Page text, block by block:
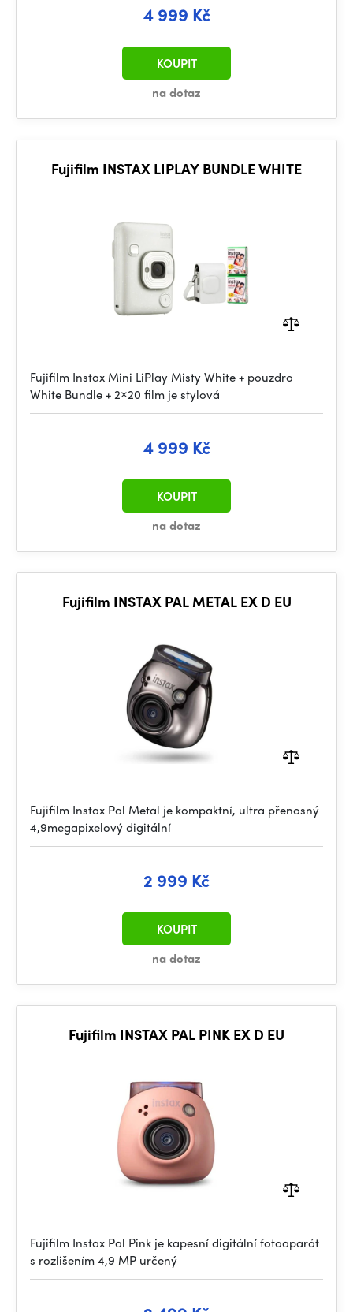
4 999 Kč
na dotaz
KOUPIT
Fujifilm INSTAX LIPLAY BUNDLE WHITE
Fujifilm Instax Mini LiPlay Misty White + pouzdro
White Bundle + 2×20 film je stylová
4 999 Kč
na dotaz
KOUPIT
Fujifilm INSTAX PAL METAL EX D EU
Fujifilm Instax Pal Metal je kompaktní, ultra přenosný
4,9megapixelový digitální
2 999 Kč
na dotaz
KOUPIT
Fujifilm INSTAX PAL PINK EX D EU
Fujifilm Instax Pal Pink je kapesní digitální fotoaparát
s rozlišením 4,9 MP určený